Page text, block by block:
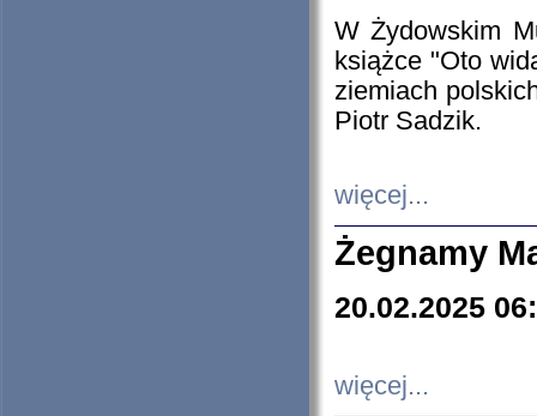
W Żydowskim
książce "Oto
ziemiach
Piotr Sadzik.
więcej...
Żegnamy
20.02.2025
więcej...